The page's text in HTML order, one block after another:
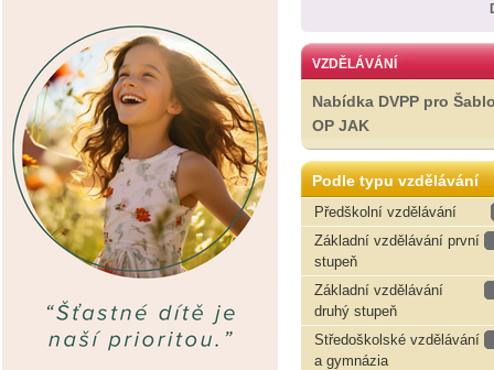
VZDĚLÁVÁNÍ
Nabídka DVPP pro
OP JAK
Podle typu vzdělávání
Předškolní vzdělávání
Základní vzdělávání první
stupeň
Základní vzdělávání
druhý stupeň
Středoškolské vzdělávání
a gymnázia